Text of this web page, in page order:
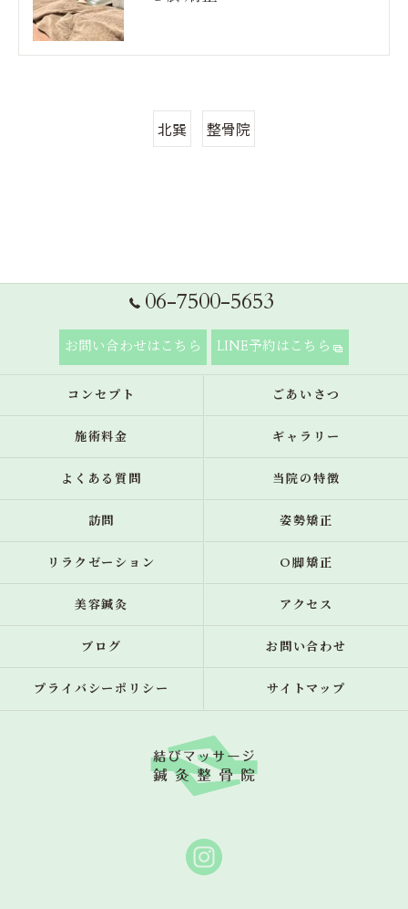
北巽 整骨院
06-7500-5653
お問い合わせはこちら LINE予約はこちら
コンセプト ごあいさつ
施術料金 ギャラリー
よくある質問 当院の特徴
訪問 姿勢矯正
リラクゼーション O脚矯正
美容鍼灸 アクセス
ブログ お問い合わせ
プライバシーポリシー サイトマップ